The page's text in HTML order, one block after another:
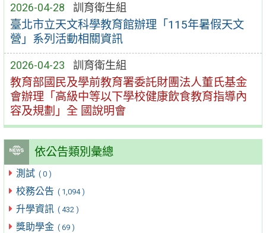
2026-04-28 訓育衛生組
臺北市立天文科學教育館辦理「115年暑假天文
營」系列活動相關資訊
2026-04-23 訓育衛生組
教育部國民及學前教育署委託財團法人董氏基金
會辦理「高級中等以下學校健康飲食教育指導內
容及規劃」全 國說明會
依公告類別彙總
測試 ( 0 )
校務公告 ( 1,094 )
升學資訊 ( 432 )
獎助學金 ( 69 )